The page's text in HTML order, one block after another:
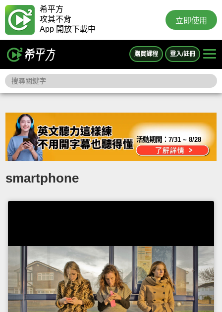
希平方
攻其不背
App 開放下載中
立即使用
購買課程 登入/註冊
活動期間：7/31 ~ 8/28
smartphone